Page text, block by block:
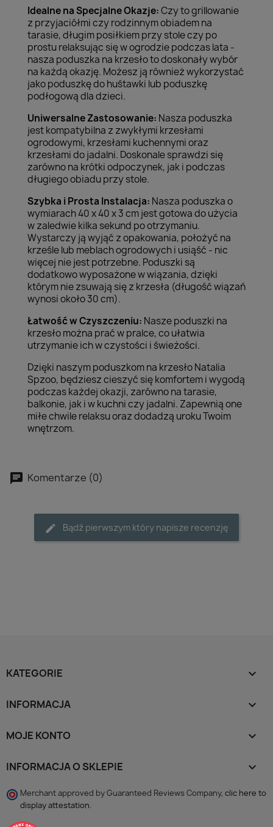
Idealne na Specjalne Okazje:Czy to grillowanie
z przyjaciółmi czy rodzinnym obiadem na
tarasie, długim posiłkiem przy stole czy po
prostu relaksując się w ogrodzie podczas lata -
nasza poduszka na krzesło to doskonały wybór
na każdą okazję. Możesz ją również wykorzystać
jako poduszkę do huśtawki lub poduszkę
podłogową dla dzieci.
Uniwersalne Zastosowanie: Nasza poduszka
jest kompatybilna z zwykłymi krzesłami
ogrodowymi, krzesłami kuchennymi oraz
krzesłami do jadalni. Doskonale sprawdzi się
zarówno na krótki odpoczynek, jak i podczas
długiego obiadu przy stole.
Szybka i Prosta Instalacja: Nasza poduszka o
wymiarach 40 x 40 x 3 cm jest gotowa do użycia
w zaledwie kilka sekund po otrzymaniu.
Wystarczy ją wyjąć z opakowania, położyć na
krześle lub meblach ogrodowych i usiąść - nic
więcej nie jest potrzebne. Poduszki są
dodatkowo wyposażone w wiązania, dzięki
którym nie zsuwają się z krzesła (długość wiązań
wynosi około 30 cm).
Łatwość w Czyszczeniu: Nasze poduszki na
krzesło można prać w pralce, co ułatwia
utrzymanie ich w czystości i świeżości.
Dzięki naszym poduszkom na krzesło Natalia
Spzoo, będziesz cieszyć się komfortem i wygodą
podczas każdej okazji, zarówno na tarasie,
balkonie, jak i w kuchni czy jadalni. Zapewnią one
miłe chwile relaksu oraz dodadzą uroku Twoim
wnętrzom.
Komentarze (0)
Bądź pierwszym który napisze recenzję
KATEGORIE 
INFORMACJA 
MOJE KONTO 
INFORMACJA O SKLEPIE keyboard_arrow_down
Merchant approved by Guaranteed Reviews Company, clic here to
display attestation.